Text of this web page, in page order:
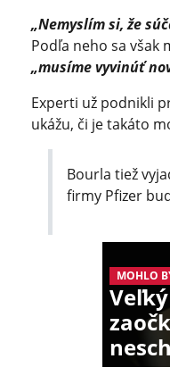
„Nemyslím si, že
Podľa neho sa však
„musíme vyvinúť
Experti už podnikli
ukážu, či je takáto
Bourla tiež
firmy Pfizer
MOHLO